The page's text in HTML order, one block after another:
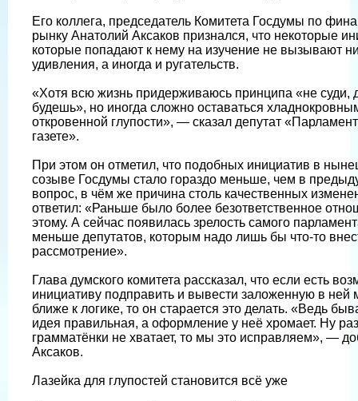
Его коллега, председатель Комитета Госдумы по
рынку Анатолий Аксаков признался, что некоторые
которые попадают к нему на изучение не вызывают
удивления, а иногда и ругательств.
«Хотя всю жизнь придерживаюсь принципа «не суди,
будешь», но иногда сложно оставаться
откровенной глупости», — сказал депутат
газете».
При этом он отметил, что подобных инициатив в
созыве Госдумы стало гораздо меньше, чем в
вопрос, в чём же причина столь качественных
ответил: «Раньше было более безответственное
этому. А сейчас появилась зрелость самого
меньше депутатов, которым надо лишь бы что-то
рассмотрение».
Глава думского комитета рассказал, что если есть
инициативу подправить и вывести заложенную в ней
ближе к логике, то он старается это делать. «Ведь
идея правильная, а оформление у неё хромает. Ну
грамматёнки не хватает, то мы это исправляем», —
Аксаков.
Лазейка для глупостей становится всё уже